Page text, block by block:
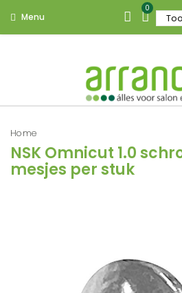
Menu
0
Home
NSK Omnicut 1.0
mesjes per stuk